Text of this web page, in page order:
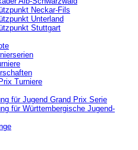
Neckar-Fils
Unterland
Stuttgart
Turniere
für Jugend Grand Prix Serie
für Württembergische Jugend-